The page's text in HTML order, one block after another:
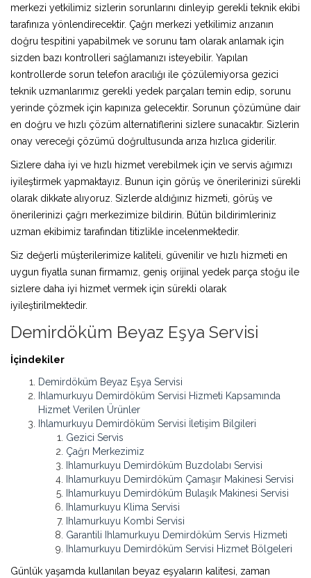
merkezi yetkilimiz sizlerin sorunlarını dinleyip gerekli teknik ekibi
tarafınıza yönlendirecektir. Çağrı merkezi yetkilimiz arızanın
doğru tespitini yapabilmek ve sorunu tam olarak anlamak için
sizden bazı kontrolleri sağlamanızı isteyebilir. Yapılan
kontrollerde sorun telefon aracılığı ile çözülemiyorsa gezici
teknik uzmanlarımız gerekli yedek parçaları temin edip, sorunu
yerinde çözmek için kapınıza gelecektir. Sorunun çözümüne dair
en doğru ve hızlı çözüm alternatiflerini sizlere sunacaktır. Sizlerin
onay vereceği çözümü doğrultusunda arıza hızlıca giderilir.
Sizlere daha iyi ve hızlı hizmet verebilmek için ve servis ağımızı
iyileştirmek yapmaktayız. Bunun için görüş ve önerilerinizi sürekli
olarak dikkate alıyoruz. Sizlerde aldığınız hizmeti, görüş ve
önerilerinizi çağrı merkezimize bildirin. Bütün bildirimleriniz
uzman ekibimiz tarafından titizlikle incelenmektedir.
Siz değerli müşterilerimize kaliteli, güvenilir ve hızlı hizmeti en
uygun fiyatla sunan firmamız, geniş orijinal yedek parça stoğu ile
sizlere daha iyi hizmet vermek için sürekli olarak
iyileştirilmektedir.
Demirdöküm Beyaz Eşya Servisi
İçindekiler
Demirdöküm Beyaz Eşya Servisi
Ihlamurkuyu Demirdöküm Servisi Hizmeti Kapsamında
Hizmet Verilen Ürünler
Ihlamurkuyu Demirdöküm Servisi İletişim Bilgileri
Gezici Servis
Çağrı Merkezimiz
Ihlamurkuyu Demirdöküm Buzdolabı Servisi
Ihlamurkuyu Demirdöküm Çamaşır Makinesi Servisi
Ihlamurkuyu Demirdöküm Bulaşık Makinesi Servisi
Ihlamurkuyu Klima Servisi
Ihlamurkuyu Kombi Servisi
Garantili Ihlamurkuyu Demirdöküm Servis Hizmeti
Ihlamurkuyu Demirdöküm Servisi Hizmet Bölgeleri
Günlük yaşamda kullanılan beyaz eşyaların kalitesi, zaman